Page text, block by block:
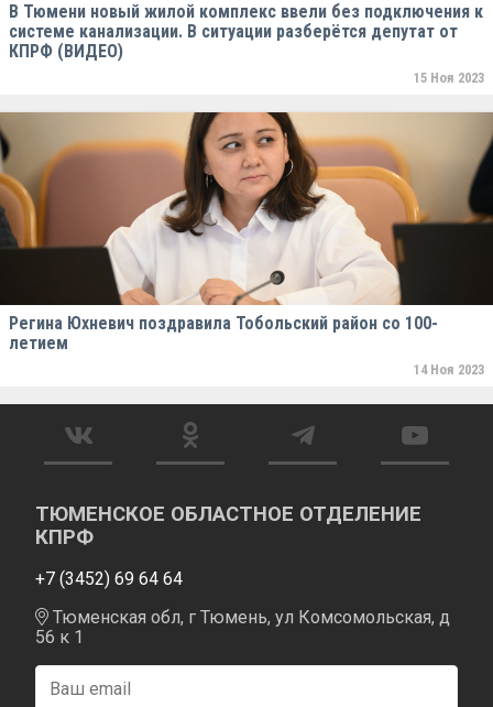
В Тюмени новый жилой комплекс ввели без подключения к
системе канализации. В ситуации разберётся депутат от
КПРФ (ВИДЕО)
15 Ноя 2023
Регина Юхневич поздравила Тобольский район со 100-
летием
14 Ноя 2023
ТЮМЕНСКОЕ ОБЛАСТНОЕ ОТДЕЛЕНИЕ
КПРФ
+7 (3452) 69 64 64
Тюменская обл, г Тюмень, ул Комсомольская, д
56 к 1